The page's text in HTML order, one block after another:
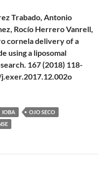
Trabado, Antonio
Rocío Herrero Vanrell,
cornela delivery of a
using a liposomal
167 (2018) 118-
IOBA
OJO SECO